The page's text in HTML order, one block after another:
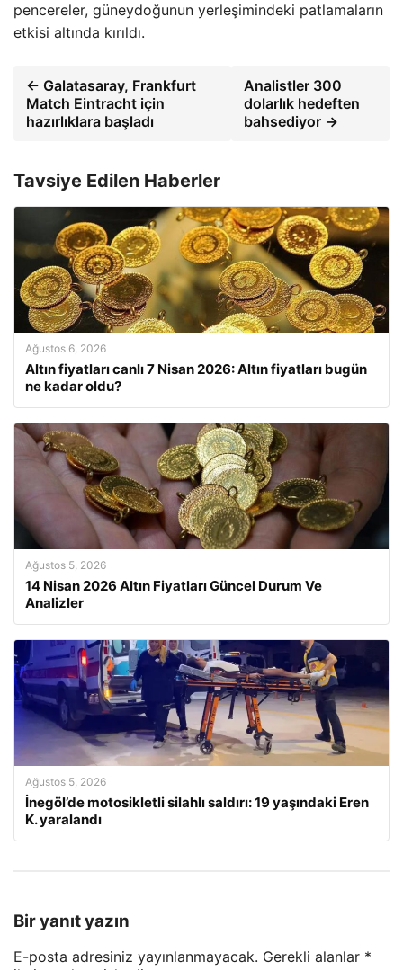
pencereler, güneydoğunun yerleşimindeki patlamaların
etkisi altında kırıldı.
← Galatasaray, Frankfurt
Match Eintracht için
hazırlıklara başladı
Analistler 300
dolarlık hedeften
bahsediyor →
Tavsiye Edilen Haberler
Ağustos 6, 2026
Altın fiyatları canlı 7 Nisan 2026: Altın fiyatları bugün
ne kadar oldu?
Ağustos 5, 2026
14 Nisan 2026 Altın Fiyatları Güncel Durum Ve
Analizler
Ağustos 5, 2026
İnegöl’de motosikletli silahlı saldırı: 19 yaşındaki Eren
K. yaralandı
Bir yanıt yazın
E-posta adresiniz yayınlanmayacak. Gerekli alanlar *